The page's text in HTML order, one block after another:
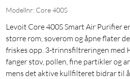
Modellnr: Core 400S
Levoit Core 400S Smart Air Purifier
større rom, soverom og åpne flater
friskes opp. 3-trinnsfiltreringen med
fanger støv, pollen, fine partikler og
mens det aktive kullfilteret bidrar til